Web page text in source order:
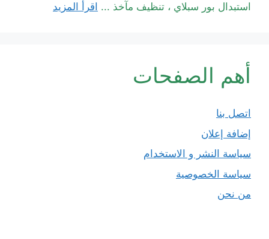
استبدال بور سبلاي ، تنظيف مآخذ ... اقرأ المزيد
أهم الصفحات
اتصل بنا
إضافة إعلان
سياسة النشر و الاستخدام
سياسة الخصوصية
من نحن